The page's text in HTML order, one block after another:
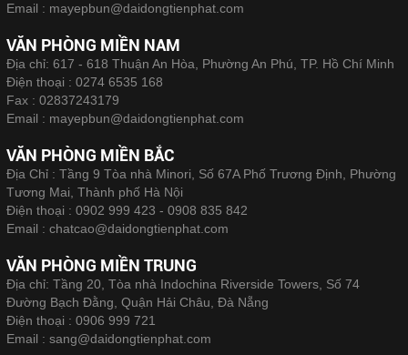
Email : mayepbun@daidongtienphat.com
VĂN PHÒNG MIỀN NAM
Địa chỉ: 617 - 618 Thuận An Hòa, Phường An Phú, TP. Hồ Chí Minh
Điện thoại : 0274 6535 168
Fax : 02837243179
Email : mayepbun@daidongtienphat.com
VĂN PHÒNG MIỀN BẮC
Địa Chỉ : Tầng 9 Tòa nhà Minori, Số 67A Phố Trương Định, Phường
Tương Mai, Thành phố Hà Nội
Điện thoại : 0902 999 423 - 0908 835 842
Email : chatcao@daidongtienphat.com
VĂN PHÒNG MIỀN TRUNG
Địa chỉ: Tầng 20, Tòa nhà Indochina Riverside Towers, Số 74
Đường Bạch Đằng, Quận Hải Châu, Đà Nẵng
Điện thoại : 0906 999 721
Email : sang@daidongtienphat.com